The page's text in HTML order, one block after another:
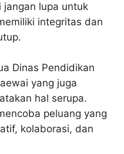
jangan lupa untuk
integritas dan
Dinas Pendidikan
yang juga
hal serupa.
peluang yang
kolaborasi, dan